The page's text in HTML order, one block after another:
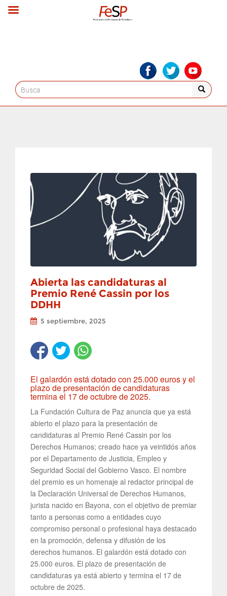
Search
for:
Abierta las candidaturas al
Premio René Cassin por los
DDHH
5 septiembre, 2025
El galardón está dotado con 25.000 euros y el
plazo de presentación de candidaturas
termina el 17 de octubre de 2025.
La Fundación Cultura de Paz anuncia que ya está
abierto el plazo para la presentación de
candidaturas al Premio René Cassin por los
Derechos Humanos; creado hace ya veintidós años
por el Departamento de Justicia, Empleo y
Seguridad Social del Gobierno Vasco. El nombre
del premio es un homenaje al redactor principal de
la Declaración Universal de Derechos Humanos,
jurista nacido en Bayona, con el objetivo de premiar
tanto a personas como a entidades cuyo
compromiso personal o profesional haya destacado
en la promoción, defensa y difusión de los
derechos humanos. El galardón está dotado con
25.000 euros. El plazo de presentación de
candidaturas ya está abierto y termina el 17 de
octubre de 2025.